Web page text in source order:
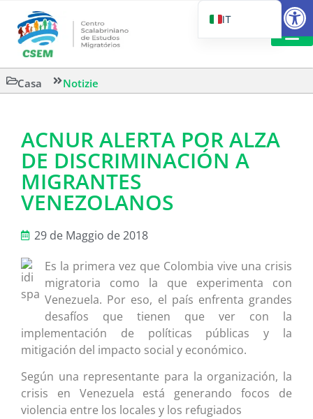
Casa Notizie
ACNUR ALERTA POR ALZA
DE DISCRIMINACIÓN A
MIGRANTES
VENEZOLANOS
29 de Maggio de 2018
Es la primera vez que Colombia vive una crisis
migratoria como la que experimenta con
Venezuela. Por eso, el país enfrenta grandes
desafíos que tienen que ver con la
implementación de políticas públicas y la
mitigación del impacto social y económico.
Según una representante para la organización, la
crisis en Venezuela está generando focos de
violencia entre los locales y los refugiados
IT
EN